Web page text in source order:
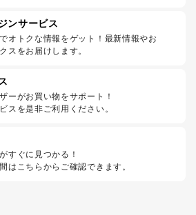
ンサービス
オトクな情報をゲット！最新情報やお
スをお届けします。
ーがお買い物をサポート！
スを是非ご利用ください。
すぐに見つかる！
はこちらからご確認できます。